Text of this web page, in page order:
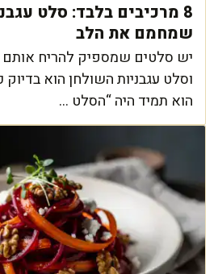
8 מרכיבים בלבד: סלט
שמחמם את הלב
יש סלטים שמספיק להריח אותם
וסלט עגבניות השולחן הוא
הוא תמיד היה “הסלט ...